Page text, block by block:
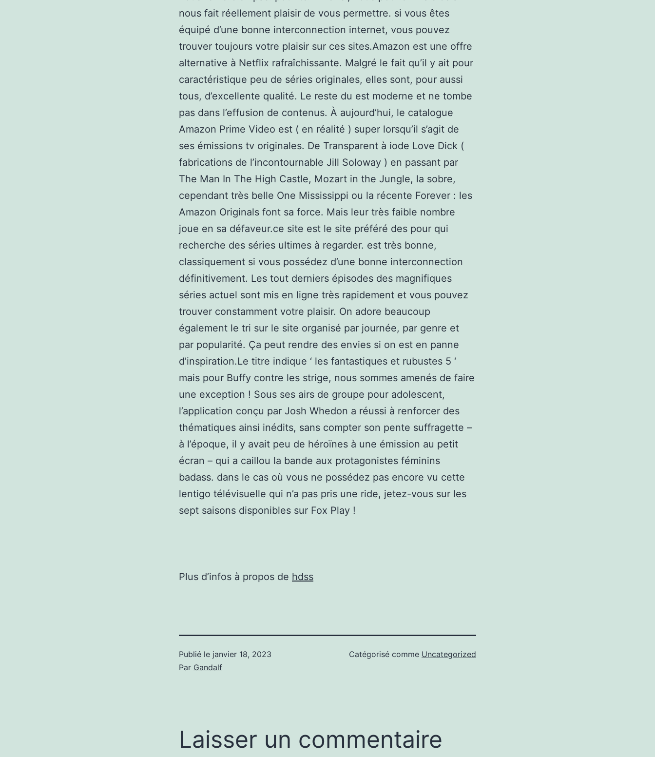
nous fait réellement plaisir de vous permettre. si vous êtes
équipé d’une bonne interconnection internet, vous pouvez
trouver toujours votre plaisir sur ces sites.Amazon est une offre
alternative à Netflix rafraîchissante. Malgré le fait qu’il y ait pour
caractéristique peu de séries originales, elles sont, pour aussi
tous, d’excellente qualité. Le reste du est moderne et ne tombe
pas dans l’effusion de contenus. À aujourd’hui, le catalogue
Amazon Prime Video est ( en réalité ) super lorsqu’il s’agit de
ses émissions tv originales. De Transparent à iode Love Dick (
fabrications de l’incontournable Jill Soloway ) en passant par
The Man In The High Castle, Mozart in the Jungle, la sobre,
cependant très belle One Mississippi ou la récente Forever : les
Amazon Originals font sa force. Mais leur très faible nombre
joue en sa défaveur.ce site est le site préféré des pour qui
recherche des séries ultimes à regarder. est très bonne,
classiquement si vous possédez d’une bonne interconnection
définitivement. Les tout derniers épisodes des magnifiques
séries actuel sont mis en ligne très rapidement et vous pouvez
trouver constamment votre plaisir. On adore beaucoup
également le tri sur le site organisé par journée, par genre et
par popularité. Ça peut rendre des envies si on est en panne
d’inspiration.Le titre indique ‘ les fantastiques et rubustes 5 ‘
mais pour Buffy contre les strige, nous sommes amenés de faire
une exception ! Sous ses airs de groupe pour adolescent,
l’application conçu par Josh Whedon a réussi à renforcer des
thématiques ainsi inédits, sans compter son pente suffragette –
à l’époque, il y avait peu de héroïnes à une émission au petit
écran – qui a caillou la bande aux protagonistes féminins
badass. dans le cas où vous ne possédez pas encore vu cette
lentigo télévisuelle qui n’a pas pris une ride, jetez-vous sur les
sept saisons disponibles sur Fox Play !
Plus d’infos à propos de hdss
Publié le janvier 18, 2023
Par Gandalf
Catégorisé comme Uncategorized
Laisser un commentaire